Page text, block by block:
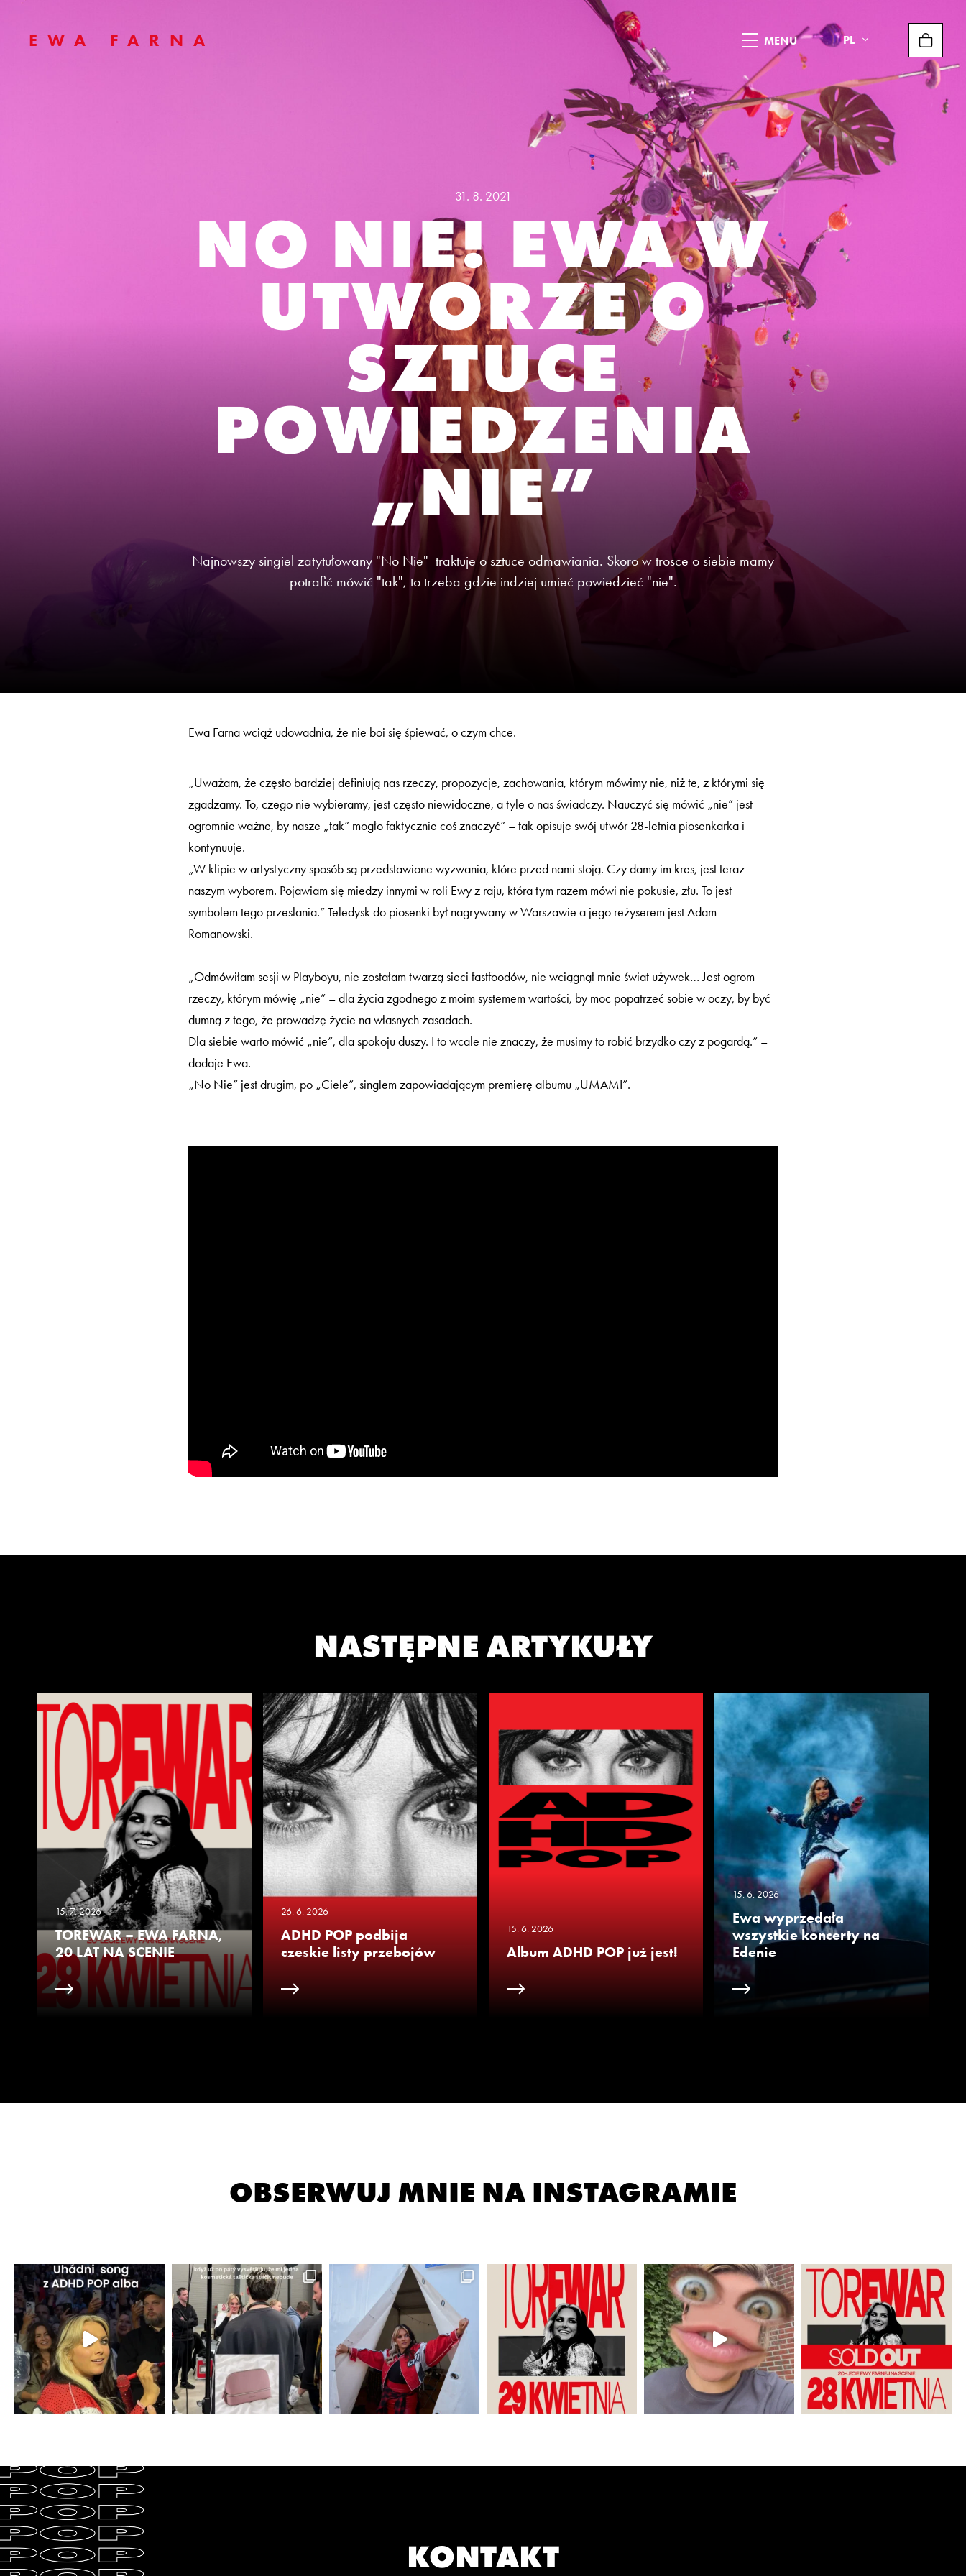
EWA FARNA PL
31. 8. 2021
NO NIE! EWA W
UTWORZE O
SZTUCE
POWIEDZENIA
„NIE”
Najnowszy singiel zatytułowany "No Nie" traktuje o sztuce odmawiania. Skoro w trosce o siebie mamy
potrafić mówić "tak", to trzeba gdzie indziej umieć powiedzieć "nie".
Ewa Farna wciąż udowadnia, że nie boi się śpiewać, o czym chce.
„Uważam, że często bardziej definiują nas rzeczy, propozycje, zachowania, którym mówimy nie, niż te, z którymi się
zgadzamy. To, czego nie wybieramy, jest często niewidoczne, a tyle o nas świadczy. Nauczyć się mówić „nie” jest
ogromnie ważne, by nasze „tak” mogło faktycznie coś znaczyć” – tak opisuje swój utwór 28-letnia piosenkarka i
kontynuuje.
„W klipie w artystyczny sposób są przedstawione wyzwania, które przed nami stoją. Czy damy im kres, jest teraz
naszym wyborem. Pojawiam się miedzy innymi w roli Ewy z raju, która tym razem mówi nie pokusie, złu. To jest
symbolem tego przeslania.” Teledysk do piosenki był nagrywany w Warszawie a jego reżyserem jest Adam
Romanowski.
„Odmówiłam sesji w Playboyu, nie zostałam twarzą sieci fastfoodów, nie wciągnął mnie świat używek… Jest ogrom
rzeczy, którym mówię „nie” – dla życia zgodnego z moim systemem wartości, by moc popatrzeć sobie w oczy, by być
dumną z tego, że prowadzę życie na własnych zasadach.
Dla siebie warto mówić „nie”, dla spokoju duszy. I to wcale nie znaczy, że musimy to robić brzydko czy z pogardą.” –
dodaje Ewa.
„No Nie” jest drugim, po „Ciele”, singlem zapowiadającym premierę albumu „UMAMI”.
NASTĘPNE ARTYKUŁY
15. 7. 2026
TOREWAR – EWA FARNA,
20 LAT NA SCENIE
26. 6. 2026
ADHD POP podbija
czeskie listy przebojów
15. 6. 2026
Album ADHD POP już jest!
15. 6. 2026
Ewa wyprzedała
wszystkie koncerty na
Edenie
OBSERWUJ MNIE NA INSTAGRAMIE
KONTAKT